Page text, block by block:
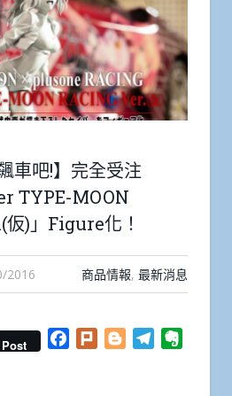
車吧!】完全受注
TYPE-MOON
仮)」Figure化！
2016 商品情報, 最新消息
Post Facebook
Plurk BloggerTelegram